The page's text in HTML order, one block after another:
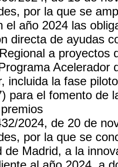
por la que se
el año 2024 las
directa de ayudas
a proyectos
Acelerador
incluida la fase
para el fomento de
2024, de 20 de
por la que se
de Madrid, a la